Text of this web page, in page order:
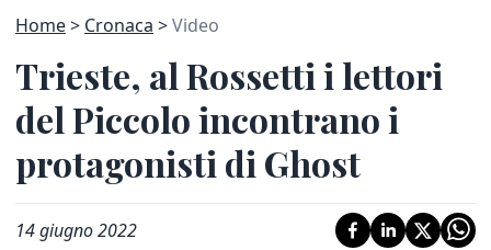
Home Cronaca Video
Trieste, al Rossetti i lettori
del Piccolo incontrano i
protagonisti di Ghost
14 giugno 2022